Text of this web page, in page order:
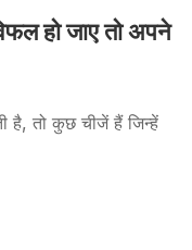
हो जाए तो अपने
है, तो कुछ चीजें हैं जिन्हें